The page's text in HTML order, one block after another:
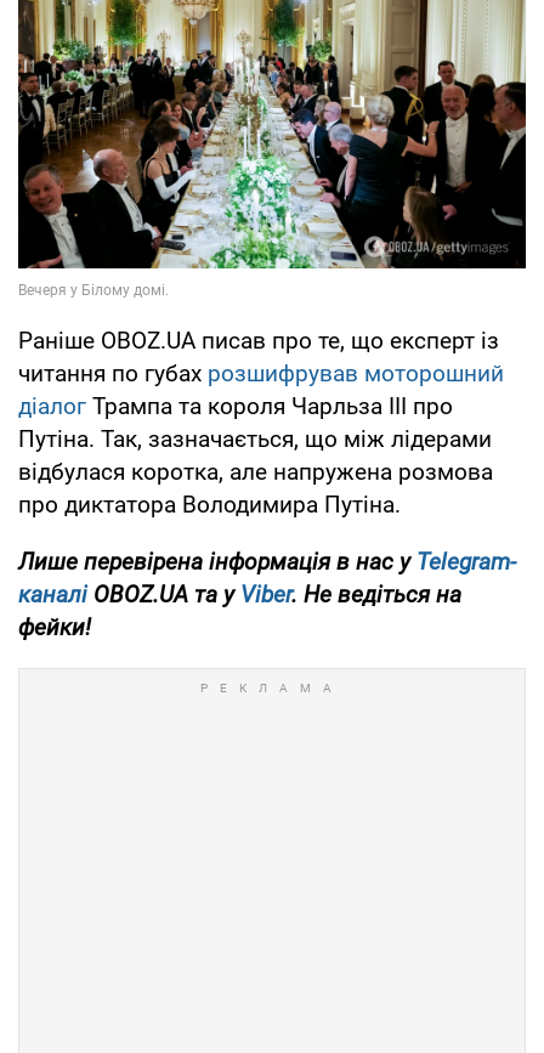
Раніше OBOZ.UA писав про те, що експерт із
читання по губах розшифрував моторошний
діалог Трампа та короля Чарльза ІІІ про
Путіна. Так, зазначається, що між лідерами
відбулася коротка, але напружена розмова
про диктатора Володимира Путіна.
Лише перевірена інформація в нас уTelegram-
каналіOBOZ.UA та уViber. Не ведіться на
фейки!